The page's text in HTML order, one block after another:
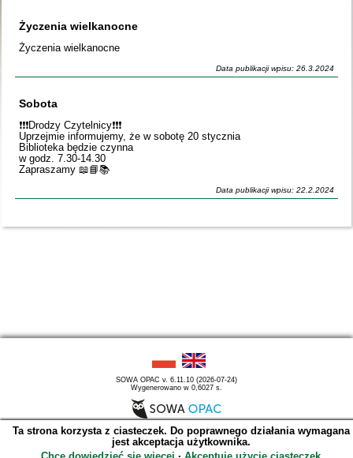
Życzenia wielkanocne
Życzenia wielkanocne
Data publikacji wpisu: 26.3.2024
Sobota
❗️❗️❗️Drodzy Czytelnicy❗️❗️❗️
Uprzejmie informujemy, że w sobotę 20 stycznia
Biblioteka będzie czynna
w godz. 7.30-14.30
Zapraszamy 📖📘📚
Data publikacji wpisu: 22.2.2024
SOWA OPAC v. 6.11.10 (2026-07-24)
Wygenerowano w 0,6027 s.
Ta strona korzysta z ciasteczek. Do poprawnego działania wymagana
jest akceptacja użytkownika.